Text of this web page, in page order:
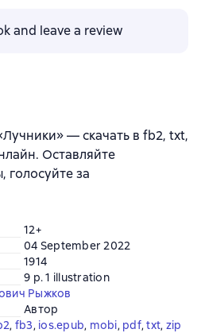
and leave a review
— скачать в fb2, txt,
Оставляйте
голосуйте за
12+
04 September 2022
1914
9 p. 1 illustration
Рыжков
Автор
, fb3, ios.epub, mobi, pdf, txt, zip